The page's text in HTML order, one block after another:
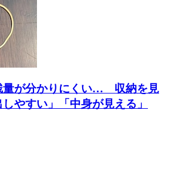
量が分かりにくい… 収納を見
やすい」「中身が見える」